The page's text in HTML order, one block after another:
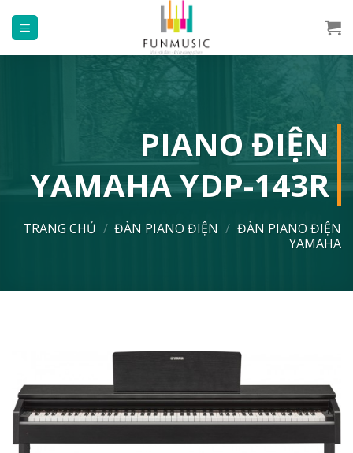
đến
PIANO ĐIỆN
YAMAHA YDP-143R
TRANG CHỦ / ĐÀN PIANO ĐIỆN / ĐÀN PIANO ĐIỆN
YAMAHA